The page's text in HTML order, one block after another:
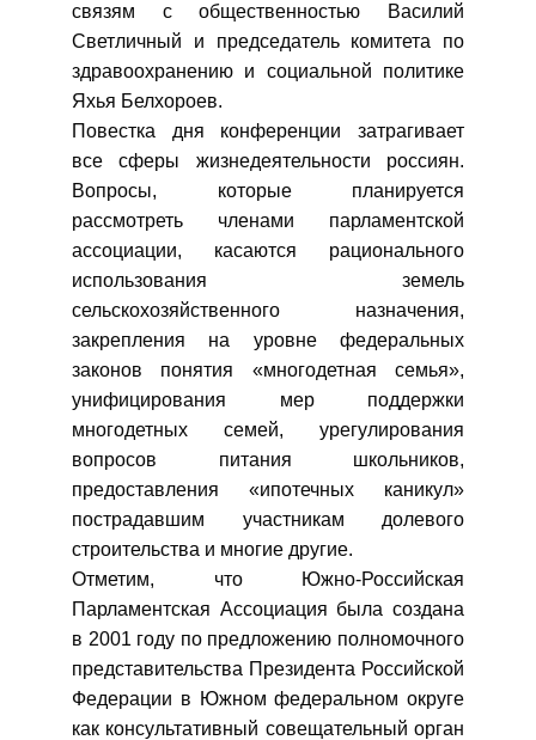
связям с общественностью Василий
Светличный и председатель комитета по
здравоохранению и социальной политике
Яхья Белхороев.
Повестка дня конференции затрагивает
все сферы жизнедеятельности россиян.
Вопросы, которые планируется
рассмотреть членами парламентской
ассоциации, касаются рационального
использования земель
сельскохозяйственного назначения,
закрепления на уровне федеральных
законов понятия «многодетная семья»,
унифицирования мер поддержки
многодетных семей, урегулирования
вопросов питания школьников,
предоставления «ипотечных каникул»
пострадавшим участникам долевого
строительства и многие другие.
Отметим, что Южно-Российская
Парламентская Ассоциация была создана
в 2001 году по предложению полномочного
представительства Президента Российской
Федерации в Южном федеральном округе
как консультативный совещательный орган